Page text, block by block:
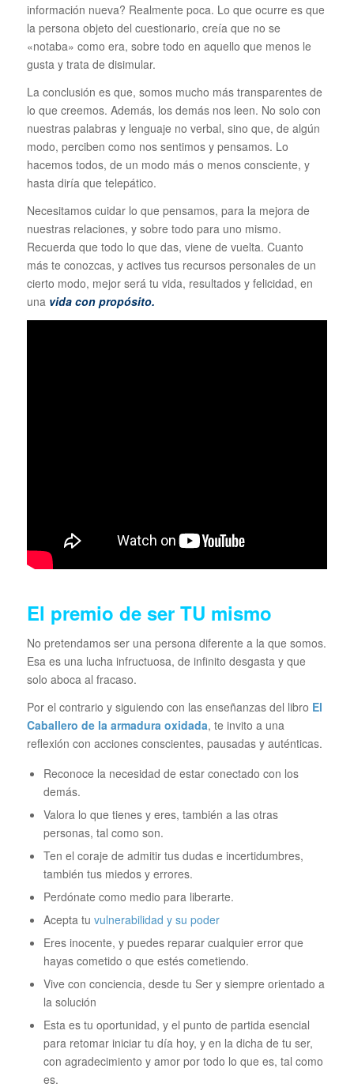
información nueva? Realmente poca. Lo que ocurre es que
la persona objeto del cuestionario, creía que no se
«notaba» como era, sobre todo en aquello que menos le
gusta y trata de disimular.
La conclusión es que, somos mucho más transparentes de
lo que creemos. Además, los demás nos leen. No solo con
nuestras palabras y lenguaje no verbal, sino que, de algún
modo, perciben como nos sentimos y pensamos. Lo
hacemos todos, de un modo más o menos consciente, y
hasta diría que telepático.
Necesitamos cuidar lo que pensamos, para la mejora de
nuestras relaciones, y sobre todo para uno mismo.
Recuerda que todo lo que das, viene de vuelta. Cuanto
más te conozcas, y actives tus recursos personales de un
cierto modo, mejor será tu vida, resultados y felicidad, en
una vida con propósito.
El premio de ser TU mismo
No pretendamos ser una persona diferente a la que somos.
Esa es una lucha infructuosa, de infinito desgasta y que
solo aboca al fracaso.
Por el contrario y siguiendo con las enseñanzas del libro El
Caballero de la armadura oxidada, te invito a una
reflexión con acciones conscientes, pausadas y auténticas.
Reconoce la necesidad de estar conectado con los
demás.
Valora lo que tienes y eres, también a las otras
personas, tal como son.
Ten el coraje de admitir tus dudas e incertidumbres,
también tus miedos y errores.
Perdónate como medio para liberarte.
Acepta tu vulnerabilidad y su poder
Eres inocente, y puedes reparar cualquier error que
hayas cometido o que estés cometiendo.
Vive con conciencia, desde tu Ser y siempre orientado a
la solución
Esta es tu oportunidad, y el punto de partida esencial
para retomar iniciar tu día hoy, y en la dicha de tu ser,
con agradecimiento y amor por todo lo que es, tal como
es.